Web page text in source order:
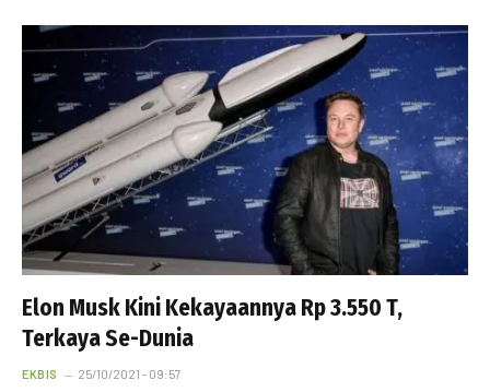
Elon Musk Kini Kekayaannya Rp 3.550 T,
Terkaya Se-Dunia
EKBIS 25/10/2021 - 09:57